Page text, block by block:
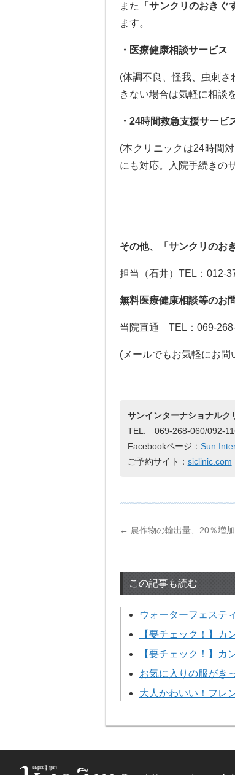
また 「サンクリのおきぐ
ます。
・医療健康相談サービス
(体調不良、怪我、虫刺
きない場合は気軽に相談
・ 24時間救急支援サービ
(本クリニックは24時間
にも対応。入院手続きの
その他、「サンクリのお
担当（石井）TEL：012-
無料医療健康相談等のお
当院直通 TEL：069-
(メールでもお気軽にお問
サンインターナショナル
TEL: 069-268-060/092-
Facebookページ： Sun
ご予約サイト： siclinic.com
← 農作物の輸出量、20％増加
この記事も読む
ウォーターフェステ
【要チェック！】カ
【要チェック！】カ
お気に入りの服がき
大人かわいい！フレ